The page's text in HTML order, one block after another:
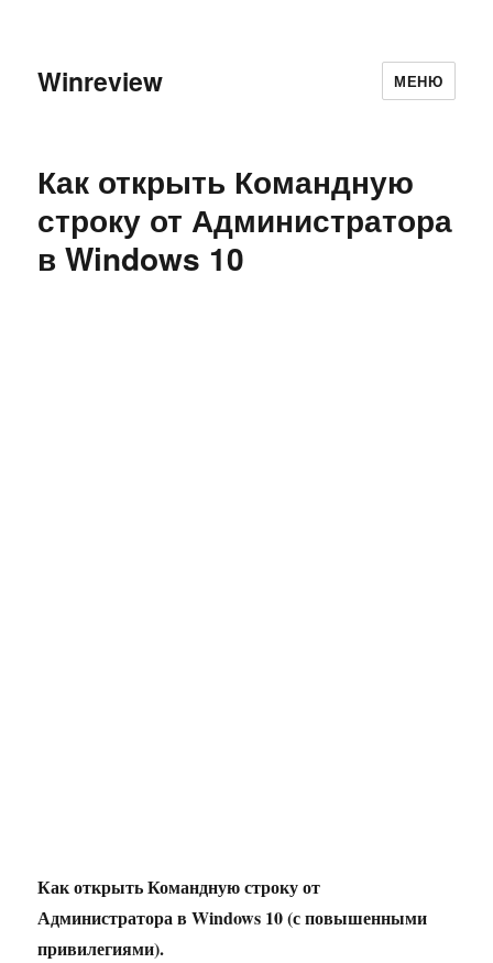
Winreview МЕНЮ
Как открыть Командную
строку от Администратора
в Windows 10
Как открыть Командную строку от
Администратора в Windows 10 (с повышенными
привилегиями).